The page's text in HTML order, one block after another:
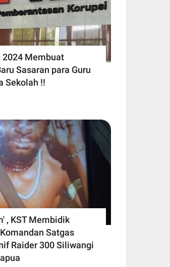
2024 Membuat
Sasaran para Guru
Sekolah !!
, KST Membidik
Satgas
Raider 300 Siliwangi